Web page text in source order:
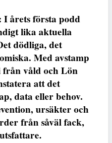
årets första podd
lika aktuella
dödliga, det
Med avstamp
från våld och Lön
att det
data eller behov.
ursäkter och
från såväl fack,